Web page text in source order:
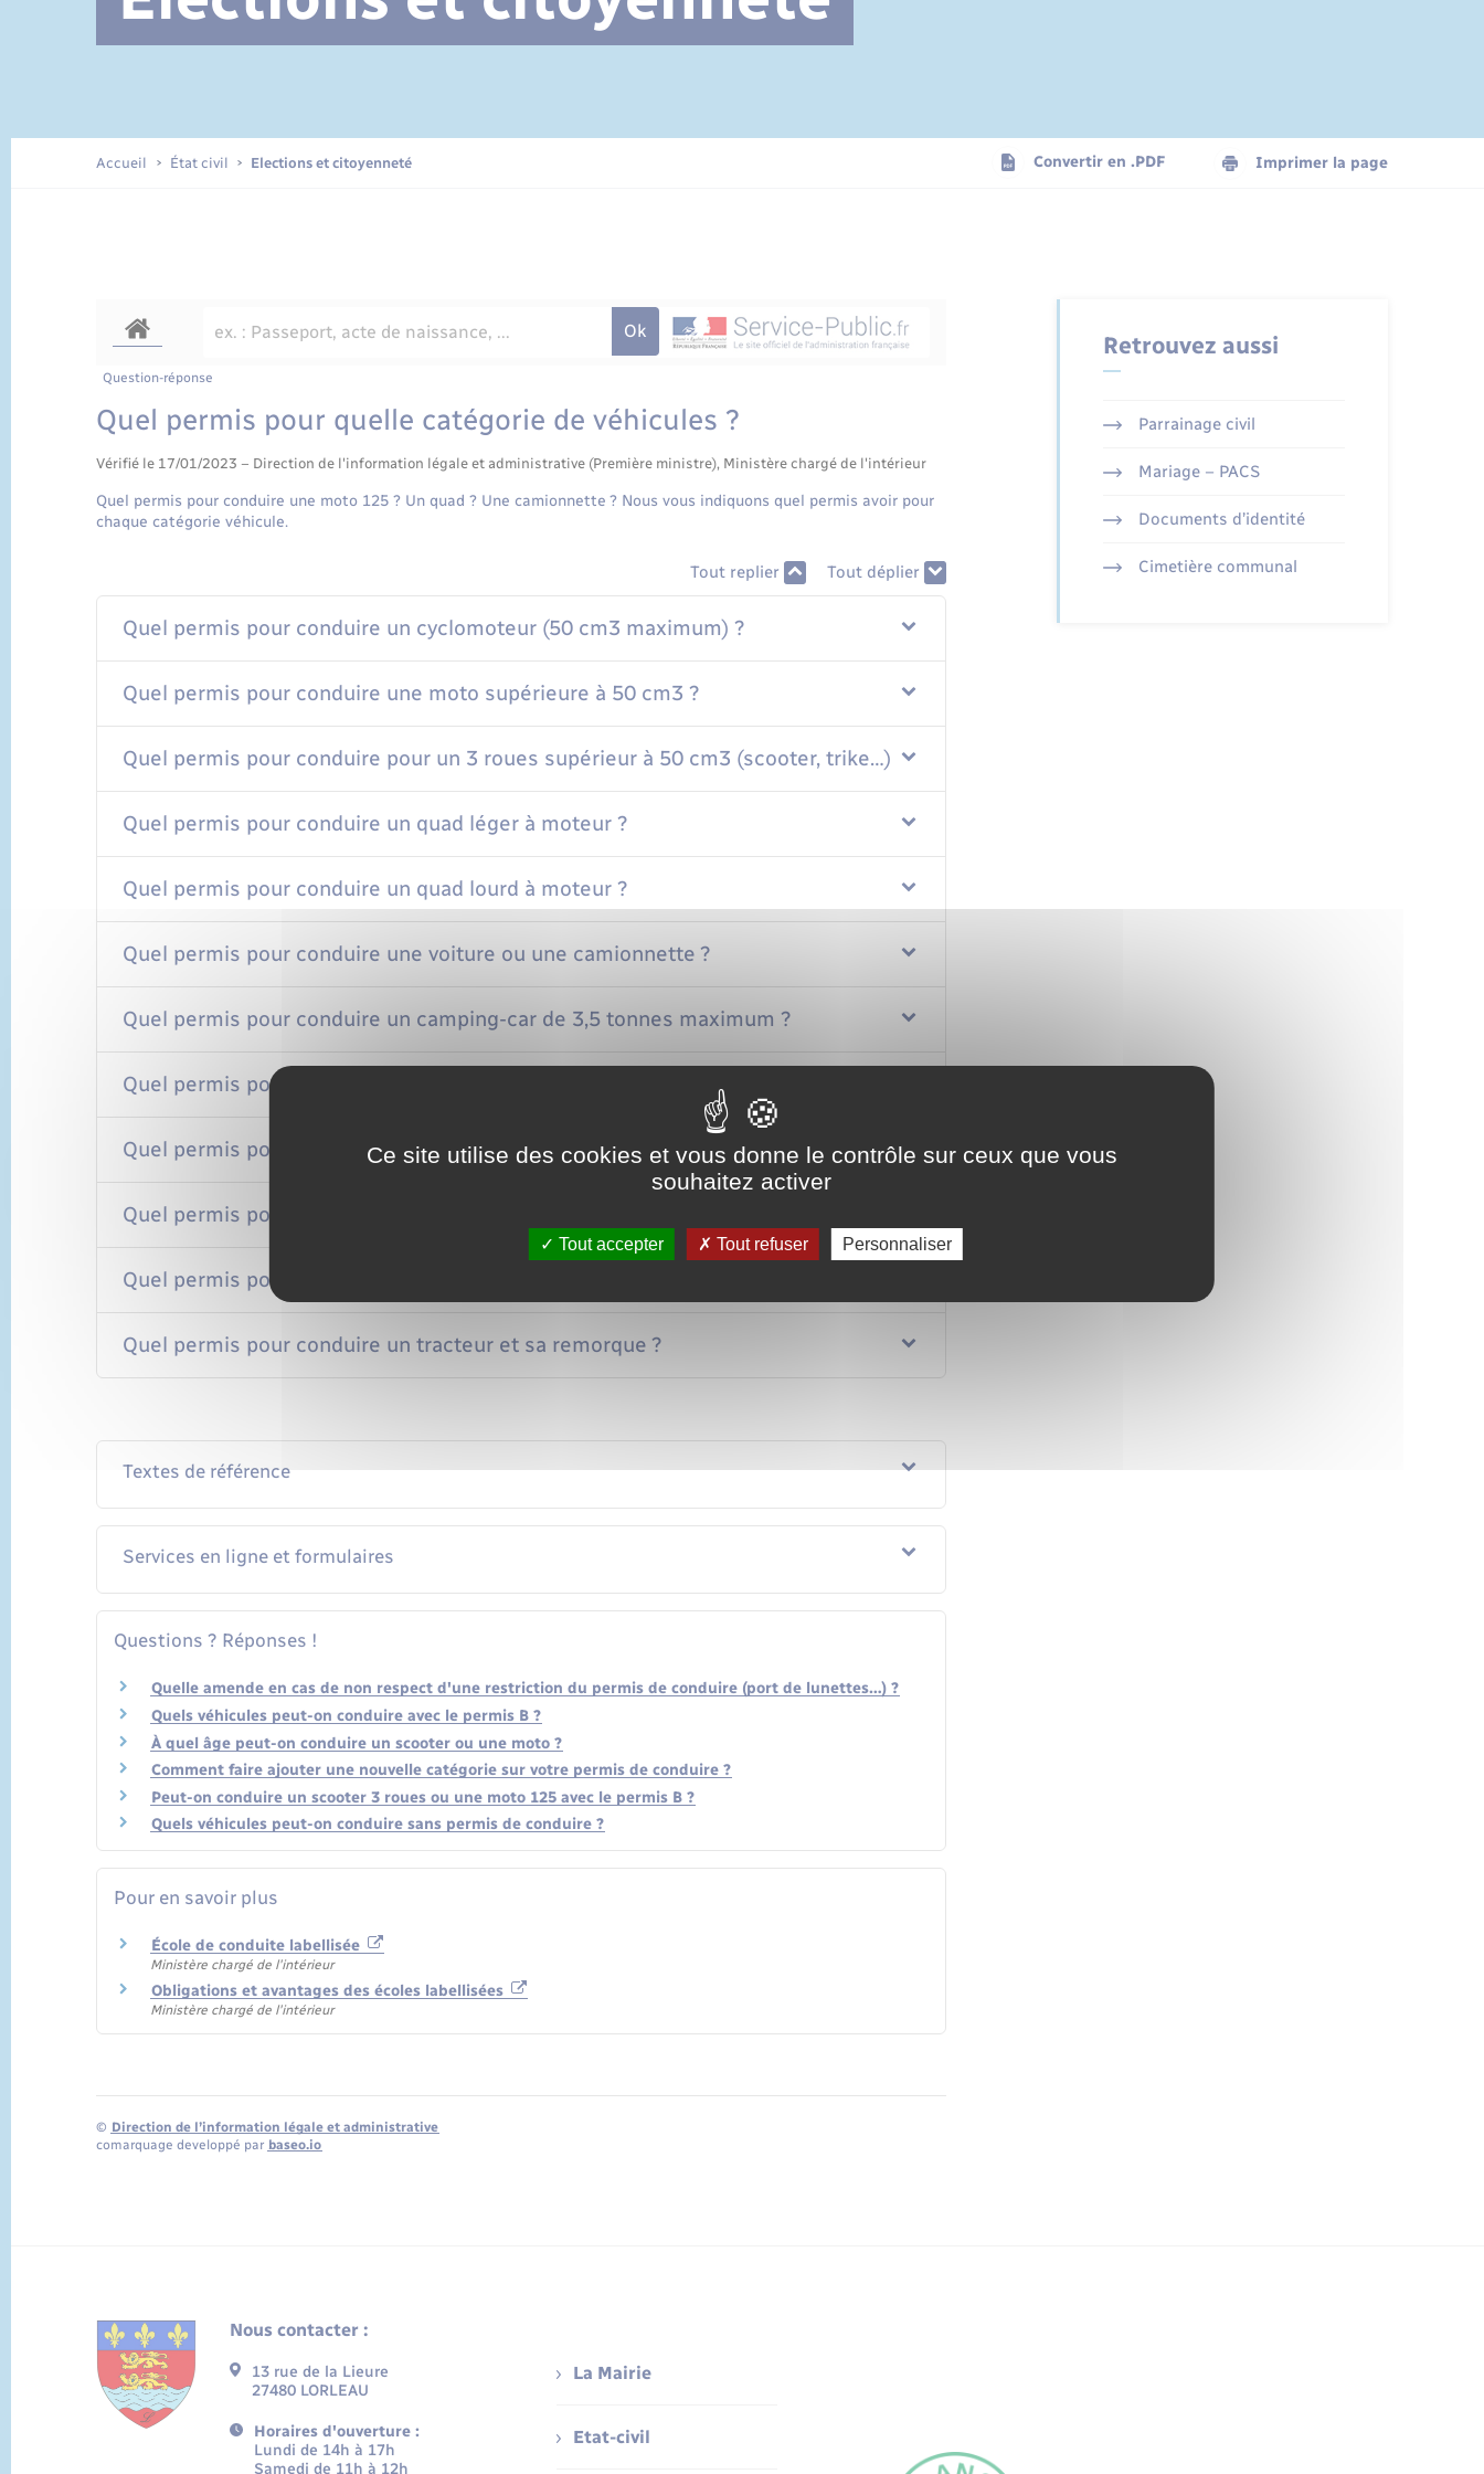
Documents d’identité Cimetière communal
Accueil État civil Elections et citoyenneté Convertir en .PDF Imprimer la page
Question-réponse
Quel permis pour quelle catégorie de véhicules ?
Vérifié le 17/01/2023 – Direction de l'information légale et administrative (Première ministre), Ministère chargé de l'intérieur
Quel permis pour conduire une moto 125 ? Un quad ? Une camionnette ? Nous vous indiquons quel permis avoir pour
chaque catégorie véhicule.
Tout replier Tout déplier
Quel permis pour conduire un cyclomoteur (50 cm3 maximum) ?
Quel permis pour conduire une moto supérieure à 50 cm3 ?
Quel permis pour conduire pour un 3 roues supérieur à 50 cm3 (scooter, trike…) ?
Quel permis pour conduire un quad léger à moteur ?
Quel permis pour conduire un quad lourd à moteur ?
Quel permis pour conduire une voiture ou une camionnette ?
Quel permis pour conduire un camping-car de 3,5 tonnes maximum ?
Quel permis pour conduire un camping-car de plus de 3,5 tonnes ?
Quel permis pour conduire un camion de 7,5 t maximum ?
Quel permis pour conduire un camion de plus de 7,5 t ?
Quel permis pour conduire un car ou un bus ?
Quel permis pour conduire un tracteur et sa remorque ?
Textes de référence
Services en ligne et formulaires
Questions ? Réponses !
Quelle amende en cas de non respect d'une restriction du permis de conduire (port de lunettes…) ?
Quels véhicules peut-on conduire avec le permis B ?
À quel âge peut-on conduire un scooter ou une moto ?
Comment faire ajouter une nouvelle catégorie sur votre permis de conduire ?
Peut-on conduire un scooter 3 roues ou une moto 125 avec le permis B ?
Quels véhicules peut-on conduire sans permis de conduire ?
Pour en savoir plus
École de conduite labellisée
Ministère chargé de l'intérieur
Obligations et avantages des écoles labellisées
Ministère chargé de l'intérieur
© Direction de l’information légale et administrative
comarquage developpé par baseo.io
Retrouvez aussi
Parrainage civil
Mariage – PACS
Documents d’identité
Cimetière communal
Nous contacter :
13 rue de la Lieure
27480 LORLEAU
Horaires d'ouverture :
Lundi de 14h à 17h
Samedi de 11h à 12h
La Mairie
Etat-civil
Ce site utilise des cookies et vous donne le contrôle sur ceux que vous
souhaitez activer
Tout accepter Tout refuser Personnaliser